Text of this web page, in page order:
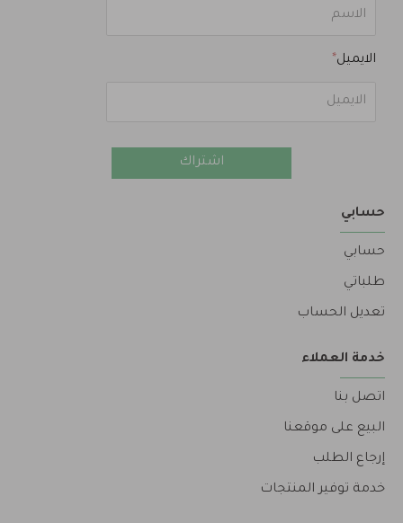
الايميل
اشتراك
حسابي
حسابي
طلباتي
تعديل الحساب
خدمة العملاء
اتصل بنا
البيع على موقعنا
إرجاع الطلب
خدمة توفير المنتجات